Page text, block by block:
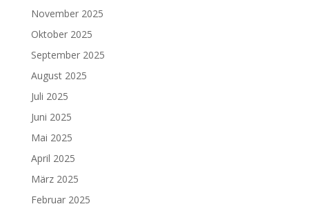
November 2025
Oktober 2025
September 2025
August 2025
Juli 2025
Juni 2025
Mai 2025
April 2025
März 2025
Februar 2025